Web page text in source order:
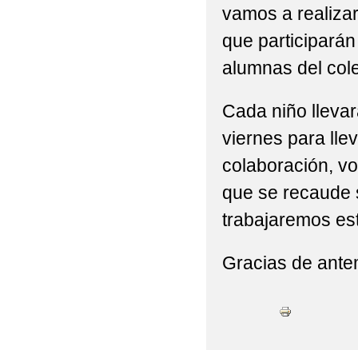
vamos a
que
alumnas del
Cada niño
viernes para
colaboración,
que se recaude
trabajaremos
Gracias de